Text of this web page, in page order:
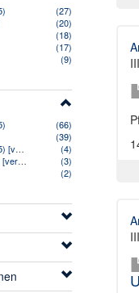
(27)
(20)
(18)
(17)
(9)
(66)
(39)
Streitberg, Wilhelm (1864-1925) [vermutlich]
(4)
Python, Georges (1856-1927) [vermutlich]
(3)
(2)